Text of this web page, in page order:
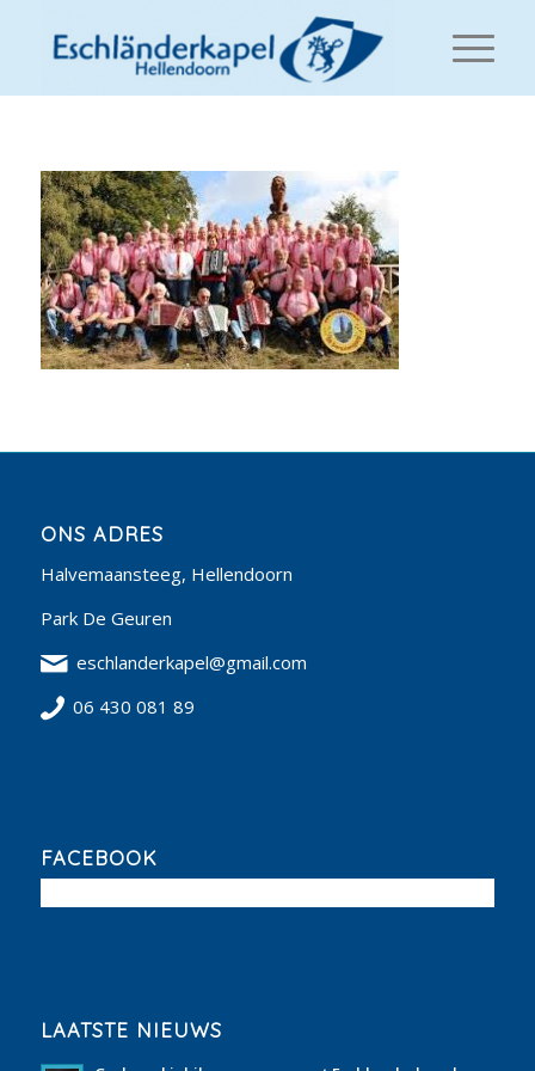
ONS ADRES
Halvemaansteeg, Hellendoorn
Park De Geuren
eschlanderkapel@gmail.com
06 430 081 89
FACEBOOK
LAATSTE NIEUWS